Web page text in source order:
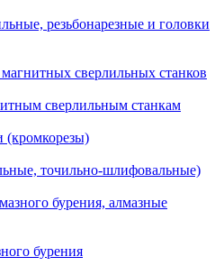
резьбонарезные и головки
сверлильных станков
сверлильным станкам
(кромкорезы)
точильно-шлифовальные)
бурения, алмазные
бурения